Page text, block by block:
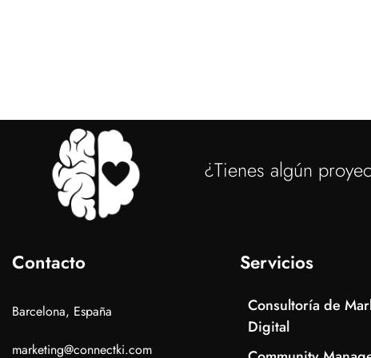
¿Tienes algún
Contacto
Barcelona, España
marketing@connectki.com
Servicios
Consultoría de
Digital